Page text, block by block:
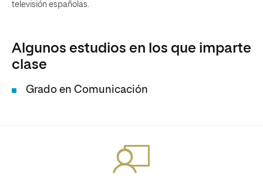
televisión españolas.
Algunos estudios en los que imparte
clase
Grado en Comunicación